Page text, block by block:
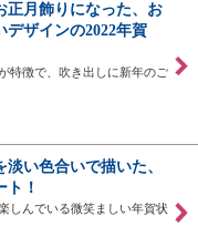
正月飾りになった、お
ザインの2022年賀
特徴で、吹き出しに新年のご
い色合いで描いた、
！
しんでいる微笑ましい年賀状